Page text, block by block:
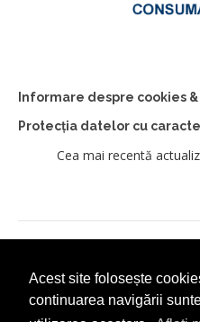
Acest site folosește
continuarea navigării
Informare despre cookies &
Protecția datelor cu
Cea mai recentă
© 2026 - PRIMĂRIA MUNICIPIULUI